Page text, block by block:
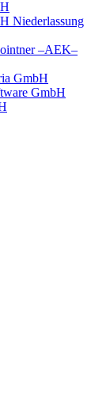
Niederlassung
–AEK–
GmbH
GmbH